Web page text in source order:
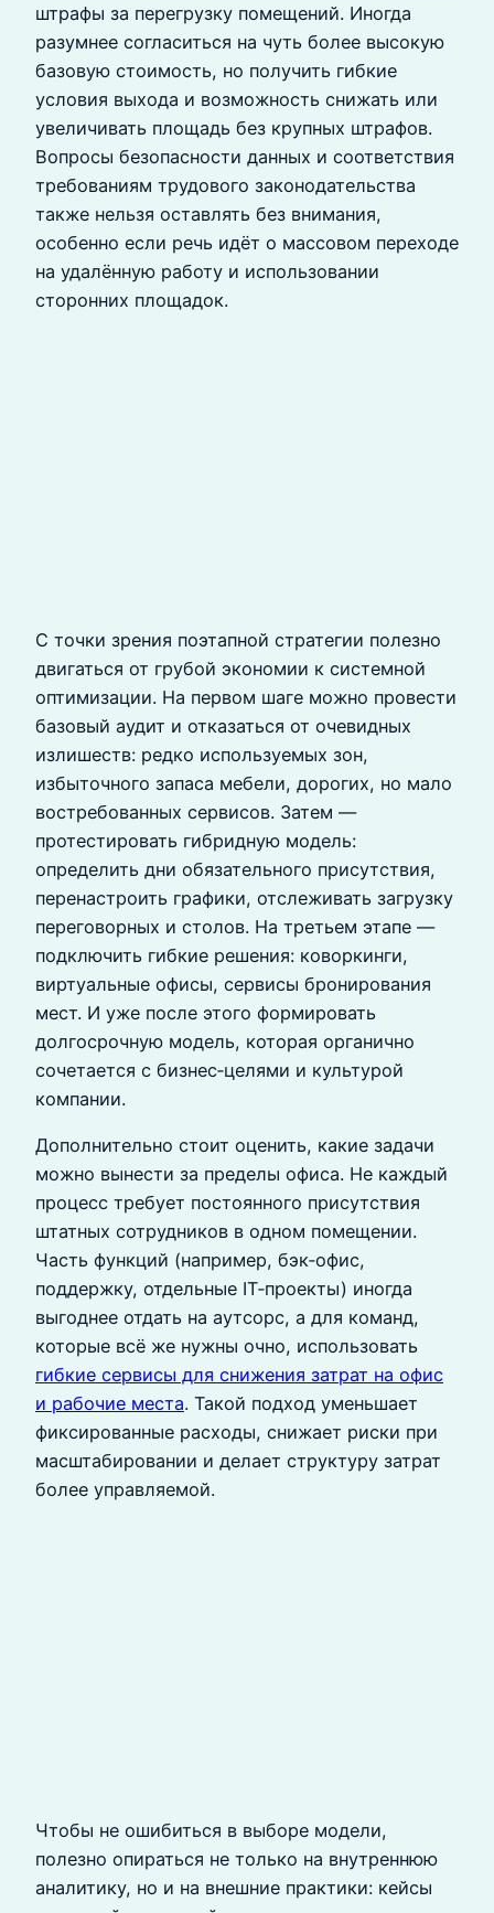
штрафы за перегрузку помещений. Иногда
разумнее согласиться на чуть более высокую
базовую стоимость, но получить гибкие
условия выхода и возможность снижать или
увеличивать площадь без крупных штрафов.
Вопросы безопасности данных и соответствия
требованиям трудового законодательства
также нельзя оставлять без внимания,
особенно если речь идёт о массовом переходе
на удалённую работу и использовании
сторонних площадок.
С точки зрения поэтапной стратегии полезно
двигаться от грубой экономии к системной
оптимизации. На первом шаге можно провести
базовый аудит и отказаться от очевидных
излишеств: редко используемых зон,
избыточного запаса мебели, дорогих, но мало
востребованных сервисов. Затем —
протестировать гибридную модель:
определить дни обязательного присутствия,
перенастроить графики, отслеживать загрузку
переговорных и столов. На третьем этапе —
подключить гибкие решения: коворкинги,
виртуальные офисы, сервисы бронирования
мест. И уже после этого формировать
долгосрочную модель, которая органично
сочетается с бизнес‑целями и культурой
компании.
Дополнительно стоит оценить, какие задачи
можно вынести за пределы офиса. Не каждый
процесс требует постоянного присутствия
штатных сотрудников в одном помещении.
Часть функций (например, бэк‑офис,
поддержку, отдельные IT‑проекты) иногда
выгоднее отдать на аутсорс, а для команд,
которые всё же нужны очно, использовать
гибкие сервисы для снижения затрат на офис
и рабочие места. Такой подход уменьшает
фиксированные расходы, снижает риски при
масштабировании и делает структуру затрат
более управляемой.
Чтобы не ошибиться в выборе модели,
полезно опираться не только на внутреннюю
аналитику, но и на внешние практики: кейсы